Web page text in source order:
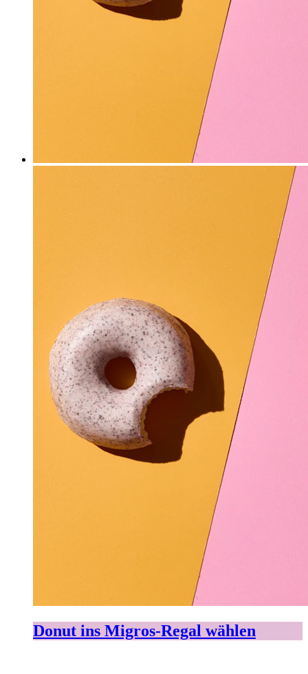
Donut ins Migros-Regal wählen